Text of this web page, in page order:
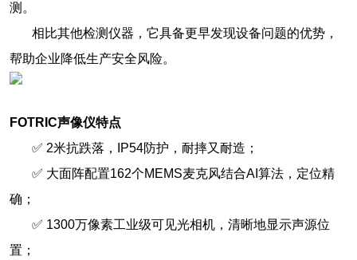
测。
相比其他检测仪器，它具备更早发现设备问题的优势，
帮助企业降低生产安全风险。
FOTRIC声像仪特点
✅ 2米抗跌落，IP54防护，耐摔又耐造；
✅ 大面阵配置162个MEMS麦克风结合AI算法，定位精
确；
✅ 1300万像素工业级可见光相机，清晰地显示声源位
置；